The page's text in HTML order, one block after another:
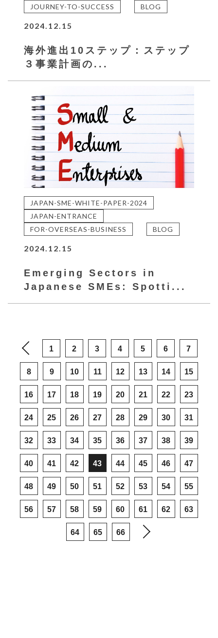
JOURNEY-TO-SUCCESS BLOG
2024.12.15
海外進出10ステップ：ステップ
３事業計画の...
JAPAN-SME-WHITE-PAPER-2024
JAPAN-ENTRANCE
FOR-OVERSEAS-BUSINESS
BLOG
2024.12.15
Emerging Sectors in
Japanese SMEs: Spotti...
1 2 3 4 5 6 7
8 9 10 11 12 13 14 15
16 17 18 19 20 21 22 23
24 25 26 27 28 29 30 31
32 33 34 35 36 37 38 39
40 41 42 43 44 45 46 47
48 49 50 51 52 53 54 55
56 57 58 59 60 61 62 63
64 65 66